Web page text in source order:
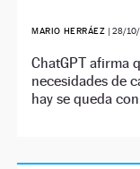
MARIO HERRÁEZ | 28/
ChatGPT afirma
necesidades de
hay se queda